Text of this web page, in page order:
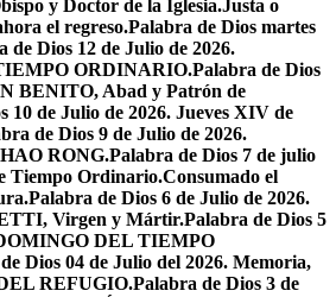
y Doctor de la Iglesia.Justa o
el regreso.Palabra de Dios martes
de Dios 12 de Julio de 2026.
ORDINARIO.Palabra de Dios
BENITO, Abad y Patrón de
10 de Julio de 2026. Jueves XIV de
de Dios 9 de Julio de 2026.
RONG.Palabra de Dios 7 de julio
Tiempo Ordinario.Consumado el
Palabra de Dios 6 de Julio de 2026.
Virgen y Mártir.Palabra de Dios 5
DEL TIEMPO
Dios 04 de Julio del 2026. Memoria,
REFUGIO.Palabra de Dios 3 de